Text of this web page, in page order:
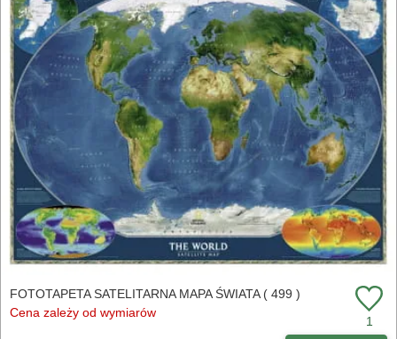
FOTOTAPETA SATELITARNA MAPA ŚWIATA ( 499 )
Cena zależy od wymiarów
1